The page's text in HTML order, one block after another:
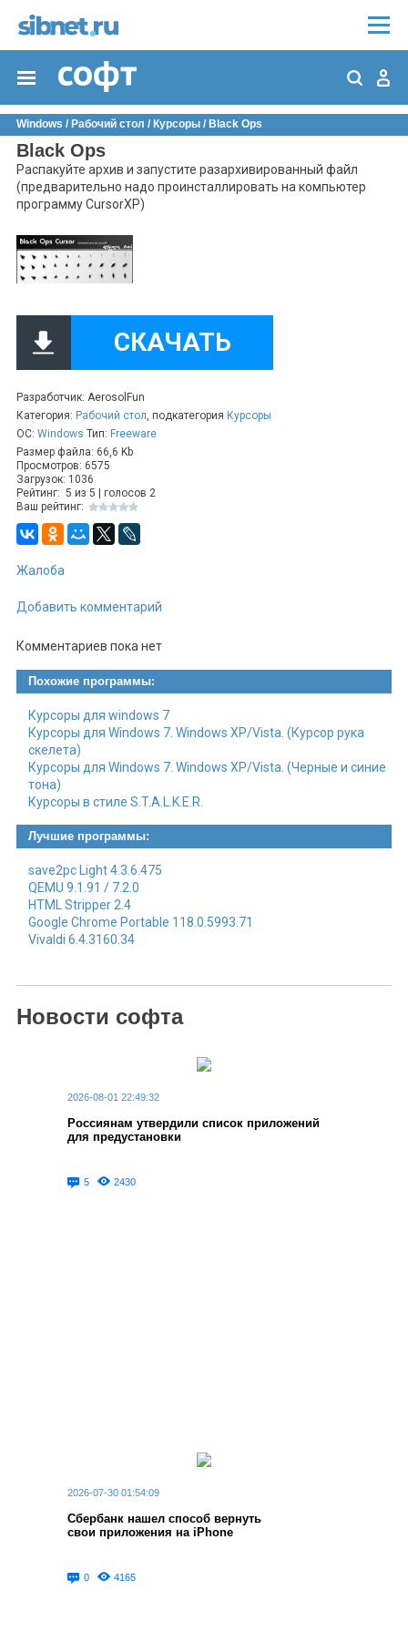
Windows / Рабочий стол / Курсоры / Black Ops
Black Ops
Распакуйте архив и запустите разархивированный файл
(предварительно надо проинсталлировать на компьютер
программу CursorXP)
СКАЧАТЬ
Разработчик: AerosolFun
Категория: Рабочий стол, подкатегория Курсоры
ОС: Windows Тип: Freeware
Размер файла: 66,6 Kb
Просмотров: 6575
Загрузок: 1036
Рейтинг: 5 из 5 | голосов 2
Ваш рейтинг:
Жалоба
Добавить комментарий
Комментариев пока нет
Похожие программы:
Курсоры для windows 7
Курсоры для Windows 7. Windows XP/Vista. (Курсор рука
скелета)
Курсоры для Windows 7. Windows XP/Vista. (Черные и синие
тона)
Курсоры в стиле S.T.A.L.K.E.R.
Лучшие программы:
save2pc Light 4.3.6.475
QEMU 9.1.91 / 7.2.0
HTML Stripper 2.4
Google Chrome Portable 118.0.5993.71
Vivaldi 6.4.3160.34
Новости софта
2026-08-01 22:49:32
Россиянам утвердили список приложений
для предустановки
5 2430
2026-07-30 01:54:09
Сбербанк нашел способ вернуть
свои приложения на iPhone
0 4165